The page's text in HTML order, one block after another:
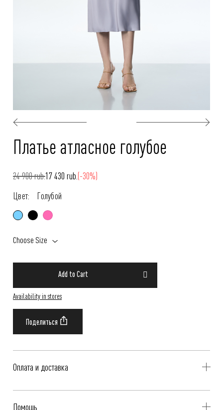
Платье атласное голубое
24 900 rub.17 430 rub.(-30%)
Цвет:
Голубой
Choose Size
Add to Cart
Availability in stores
Оплата и доставка
Помощь